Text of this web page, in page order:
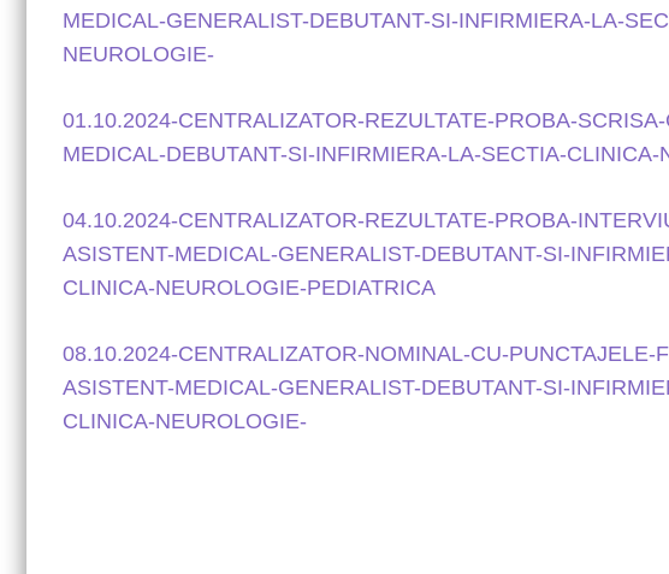
MEDICAL-GENERALIST-DEBUTANT-SI-INFIRMIERA-LA-
NEUROLOGIE-
01.10.2024-CENTRALIZATOR-REZULTATE-PROBA-
MEDICAL-DEBUTANT-SI-INFIRMIERA-LA-SECTIA-CLINICA-
04.10.2024-CENTRALIZATOR-REZULTATE-PROBA-
ASISTENT-MEDICAL-GENERALIST-DEBUTANT-SI-
CLINICA-NEUROLOGIE-PEDIATRICA
08.10.2024-CENTRALIZATOR-NOMINAL-CU-PUNCTAJELE-
ASISTENT-MEDICAL-GENERALIST-DEBUTANT-SI-
CLINICA-NEUROLOGIE-